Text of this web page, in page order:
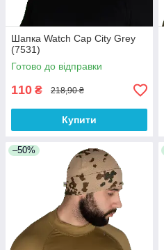
Шапка Watch Cap City Grey
(7531)
Готово до відправки
110 ₴ 218,90 ₴
Купити
–50%